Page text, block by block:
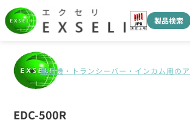
製品検索
無線機・トランシーバー・インカム用の
EDC-500R